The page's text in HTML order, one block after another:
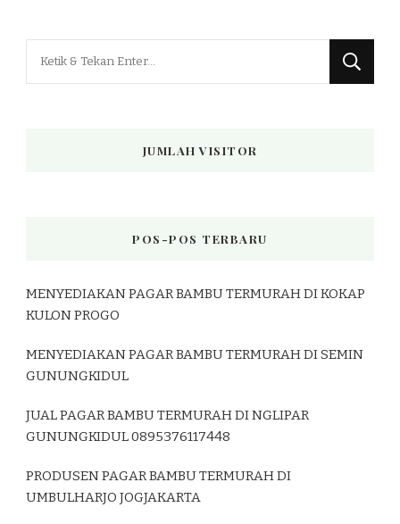
JUMLAH VISITOR
POS-POS TERBARU
MENYEDIAKAN PAGAR BAMBU TERMURAH DI KOKAP
KULON PROGO
MENYEDIAKAN PAGAR BAMBU TERMURAH DI SEMIN
GUNUNGKIDUL
JUAL PAGAR BAMBU TERMURAH DI NGLIPAR
GUNUNGKIDUL 0895376117448
PRODUSEN PAGAR BAMBU TERMURAH DI
UMBULHARJO JOGJAKARTA